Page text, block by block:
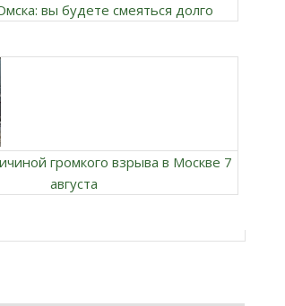
вы будете смеяться долго
громкого взрыва в Москве 7
августа